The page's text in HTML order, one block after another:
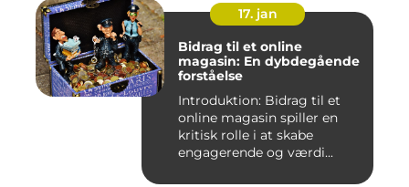
17. jan
Bidrag til et online
magasin: En dybdegående
forståelse
Introduktion: Bidrag til et
online magasin spiller en
kritisk rolle i at skabe
engagerende og værdi...